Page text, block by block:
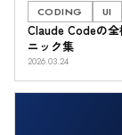
CODING UI
Claude Codeの
ニック集
2026.03.24